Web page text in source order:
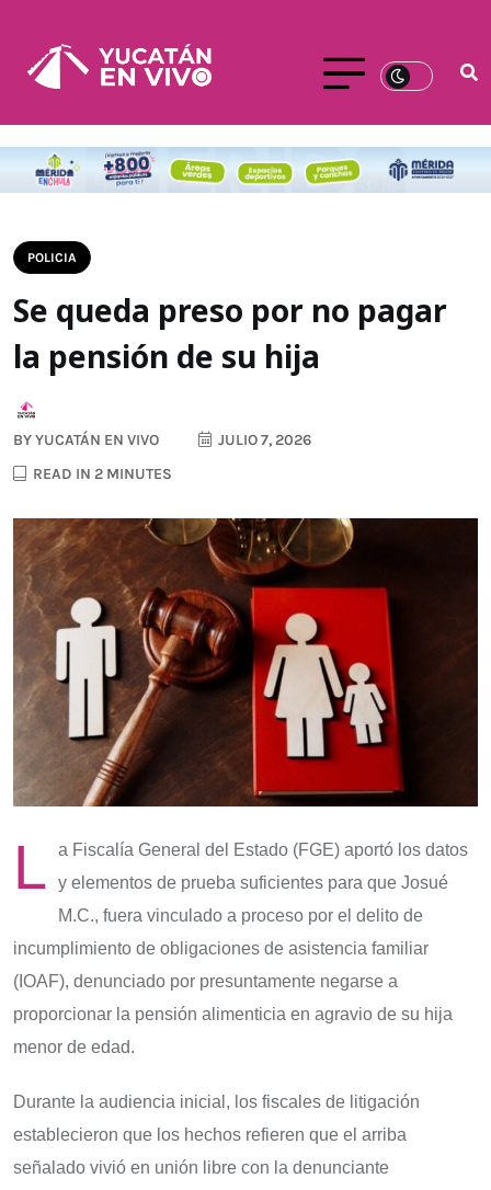
POLICIA
Se queda preso por no pagar
la pensión de su hija
BYYUCATÁN EN VIVO
JULIO 7, 2026
READ IN 2 MINUTES
L
a Fiscalía General del Estado (FGE) aportó los datos
y elementos de prueba suficientes para que Josué
M.C., fuera vinculado a proceso por el delito de
incumplimiento de obligaciones de asistencia familiar
(IOAF), denunciado por presuntamente negarse a
proporcionar la pensión alimenticia en agravio de su hija
menor de edad.
Durante la audiencia inicial, los fiscales de litigación
establecieron que los hechos refieren que el arriba
señalado vivió en unión libre con la denunciante